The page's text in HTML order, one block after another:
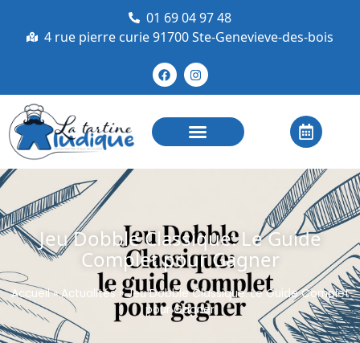
01 69 04 97 48
4 rue pierre curie 91700 Ste-Genevieve-des-bois
Jeu Dobble Classique: Le Guide
Complet pour Gagner
Accueil»Actualités»Jeu Dobble Classique: Le Guide Complet
pour Gagner